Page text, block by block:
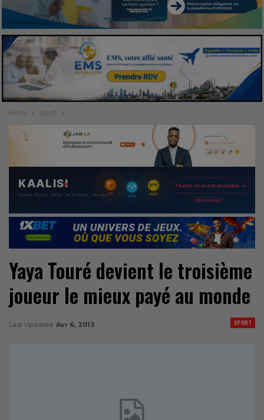
Home Sport
Yaya Touré devient le troisième
joueur le mieux payé au monde
SPORT
Last Updated Avr 6, 2013